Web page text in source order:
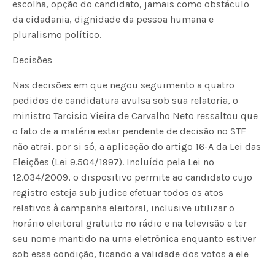
escolha, opção do candidato, jamais como obstáculo
da cidadania, dignidade da pessoa humana e
pluralismo político.
Decisões
Nas decisões em que negou seguimento a quatro
pedidos de candidatura avulsa sob sua relatoria, o
ministro Tarcisio Vieira de Carvalho Neto ressaltou que
o fato de a matéria estar pendente de decisão no STF
não atrai, por si só, a aplicação do artigo 16-A da Lei das
Eleições (Lei 9.504/1997). Incluído pela Lei nº
12.034/2009, o dispositivo permite ao candidato cujo
registro esteja sub judice efetuar todos os atos
relativos à campanha eleitoral, inclusive utilizar o
horário eleitoral gratuito no rádio e na televisão e ter
seu nome mantido na urna eletrônica enquanto estiver
sob essa condição, ficando a validade dos votos a ele